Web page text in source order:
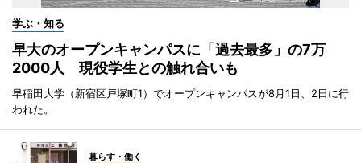
学ぶ・知る
早大のオープンキャンパスに「過去最多」の7万
2000人 現役学生との触れ合いも
早稲田大学（新宿区戸塚町1）でオープンキャンパスが8月1日、2日に行
われた。
暮らす・働く